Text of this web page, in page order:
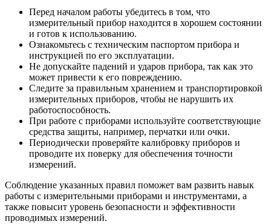
Перед началом работы убедитесь в том, что
измерительный прибор находится в хорошем состоянии
и готов к использованию.
Ознакомьтесь с техническим паспортом прибора и
инструкцией по его эксплуатации.
Не допускайте падений и ударов прибора, так как это
может привести к его повреждению.
Следите за правильным хранением и транспортировкой
измерительных приборов, чтобы не нарушить их
работоспособность.
При работе с приборами используйте соответствующие
средства защиты, например, перчатки или очки.
Периодически проверяйте калибровку приборов и
проводите их поверку для обеспечения точности
измерений.
Соблюдение указанных правил поможет вам развить навык
работы с измерительными приборами и инструментами, а
также повысит уровень безопасности и эффективности
проводимых измерений.